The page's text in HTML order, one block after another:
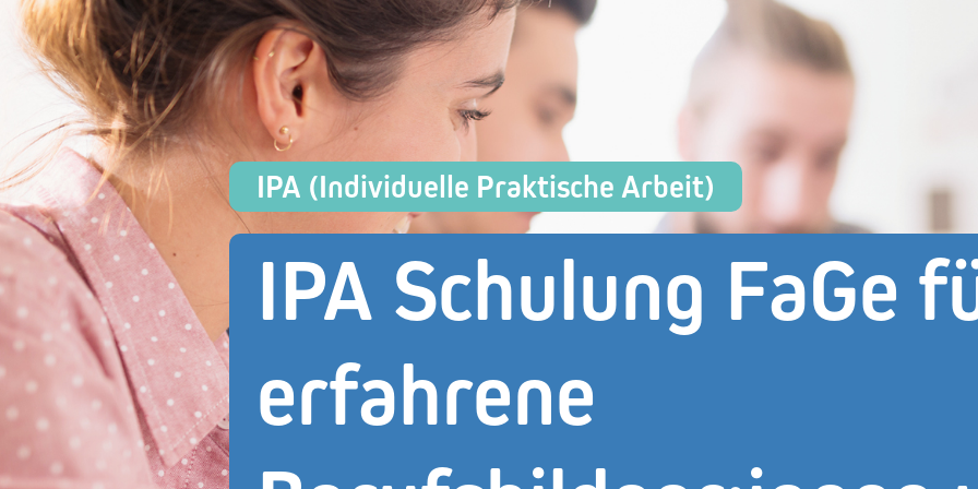
IPA (Individuelle Praktische Arbeit)
IPA Schulung FaGe
erfahrene